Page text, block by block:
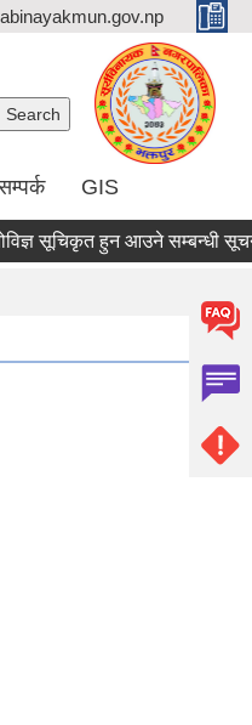
GIS
सूचिकृत हुन आउने सम्बन्धी सूचना